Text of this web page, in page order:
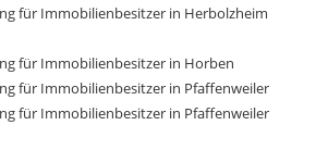
für Immobilienbesitzer in Herbolzheim
für Immobilienbesitzer in Horben
für Immobilienbesitzer in Pfaffenweiler
für Immobilienbesitzer in Pfaffenweiler